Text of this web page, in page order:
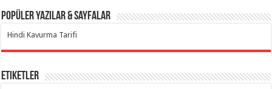
Popüler Yazılar & Sayfalar
Hindi Kavurma Tarifi
Etiketler